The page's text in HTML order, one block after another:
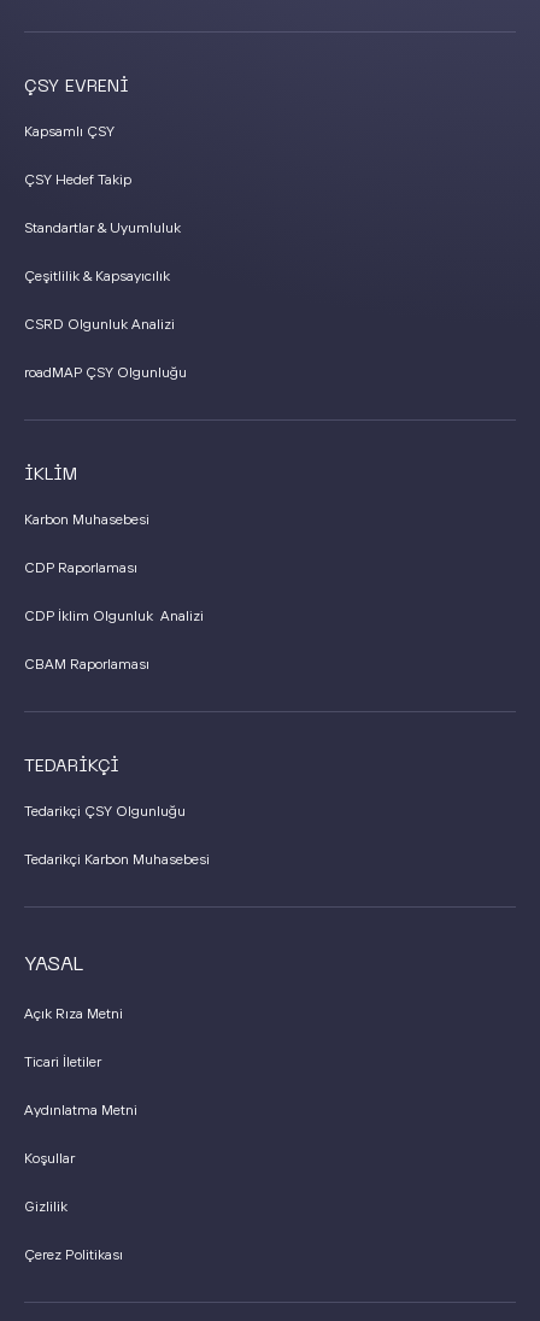
ÇSY EVRENİ
Kapsamlı ÇSY
ÇSY Hedef Takip
Standartlar & Uyumluluk
Çeşitlilik & Kapsayıcılık
CSRD Olgunluk Analizi
roadMAP ÇSY Olgunluğu
İKLİM
Karbon Muhasebesi
CDP Raporlaması
CDP İklim Olgunluk Analizi
CBAM Raporlaması
TEDARİKÇİ
Tedarikçi ÇSY Olgunluğu
Tedarikçi Karbon Muhasebesi
YASAL
Açık Rıza Metni
Ticari İletiler
Aydınlatma Metni
Koşullar
Gizlilik
Çerez Politikası